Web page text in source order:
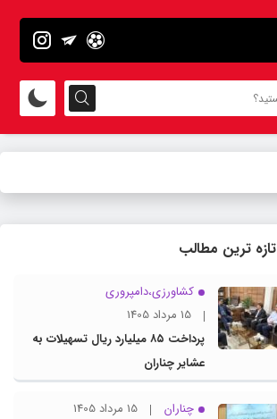
تازه ترین مطالب
کشاورزی،دامپروری
15 مرداد 1405
پرداخت ۸۵ میلیارد ریال تسهیلات به
عشایر چناران
چناران
15 مرداد 1405